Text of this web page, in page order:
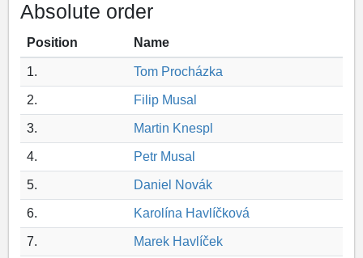
Absolute order
Position Name
1. Tom Procházka
2. Filip Musal
3. Martin Knespl
4. Petr Musal
5. Daniel Novák
6. Karolína Havlíčková
7. Marek Havlíček